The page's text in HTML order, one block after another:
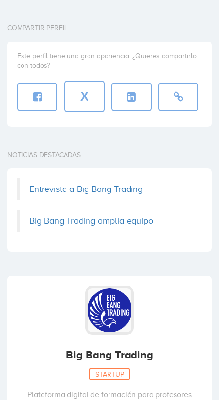
COMPARTIR PERFIL
Este perfil tiene una gran apariencia. ¿Quieres compartirlo
con todos?
X
NOTICIAS DESTACADAS
Entrevista a Big Bang Trading
Big Bang Trading amplia equipo
Big Bang Trading
STARTUP
Plataforma digital de formación para profesores